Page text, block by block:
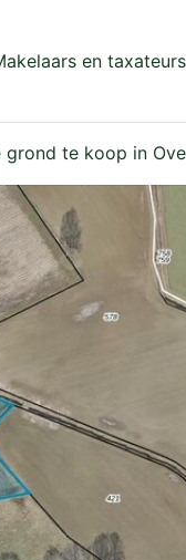
en taxateurs
grond te koop in